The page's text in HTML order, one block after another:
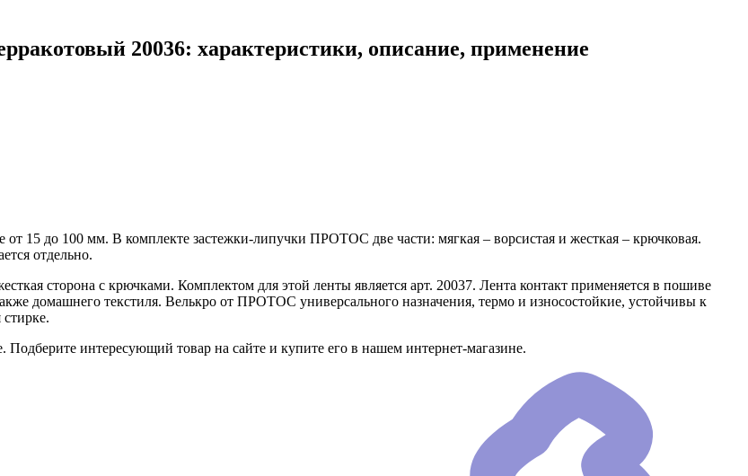
20036: характеристики, описание, применение
15 до 100 мм. В комплекте застежки-липучки ПРОТОС две части: мягкая – ворсистая и жесткая – крючковая.
отдельно.
сторона с крючками. Комплектом для этой ленты является арт. 20037. Лента контакт применяется в пошиве
домашнего текстиля. Велькро от ПРОТОС универсального назначения, термо и износостойкие, устойчивы к
интересующий товар на сайте и купите его в нашем интернет-магазине.